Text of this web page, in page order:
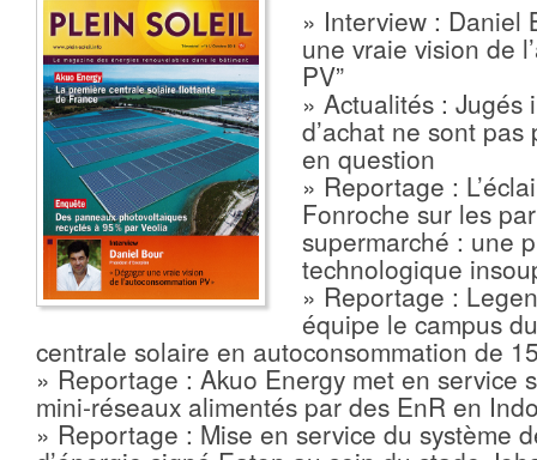
» Interview : Daniel
une vraie vision de
PV”
» Actualités : Jugés
d’achat ne sont
en question
» Reportage :
Fonroche sur les
supermarché : une
technologique
» Reportage :
équipe le campus
centrale solaire en autoconsommation de
» Reportage : Akuo Energy met en service
mini-réseaux alimentés par des EnR en
» Reportage : Mise en service du système